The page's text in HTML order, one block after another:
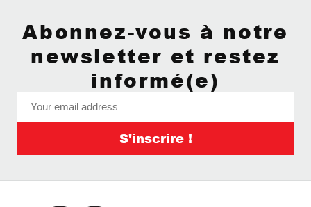
Abonnez-vous à notre
newsletter et restez
informé(e)
S'inscrire !